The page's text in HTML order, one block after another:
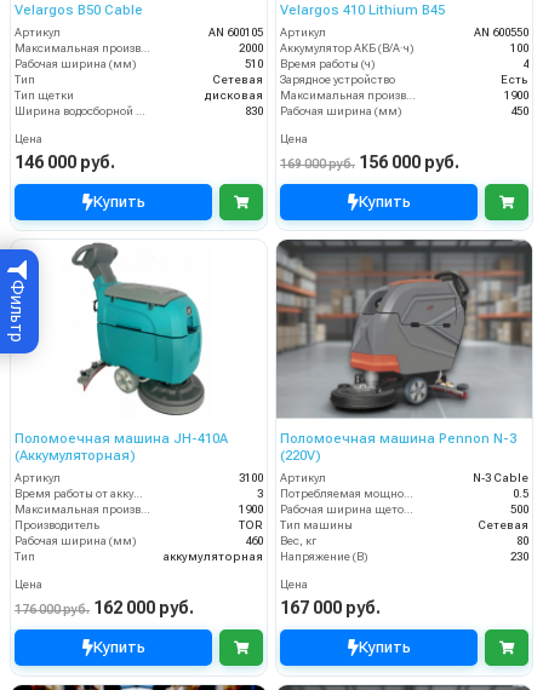
Фильтр
Velargos B50 Cable
Артикул
AN 600105
2000
Рабочая ширина (мм)
510
Тип
Сетевая
Тип щетки
дисковая
830
Цена
146 000 руб.
Купить
Velargos 410 Lithium B45
Артикул
AN 600550
Аккумулятор АКБ (В/А·ч)
100
Время работы (ч)
4
Зарядное устройство
Есть
1900
Рабочая ширина (мм)
450
Цена
169 000 руб. 156 000 руб.
Купить
Поломоечная машина JH-410A
(Аккумуляторная)
Артикул
3100
Время работы от аккумуляторов (ч)
3
1900
Производитель
TOR
Рабочая ширина (мм)
460
Тип
аккумуляторная
Цена
176 000 руб. 162 000 руб.
Купить
Поломоечная машина Pennon N-3
(220V)
Артикул
N-3 Cable
0.5
500
Тип машины
Сетевая
Вес, кг
80
Напряжение (В)
230
Цена
167 000 руб.
Купить